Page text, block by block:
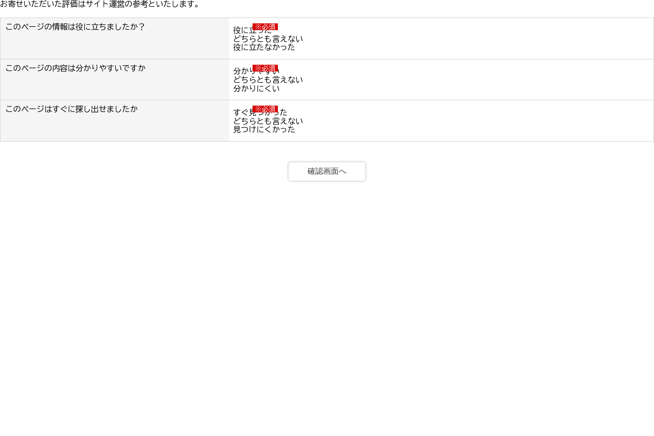
お寄せいただいた評価はサイト運営の参考といたします。
このページの情報は役に立ちましたか？ ※必須
役に立った
どちらとも言えない
役に立たなかった
このページの内容は分かりやすいですか ※必須
分かりやすい
どちらとも言えない
分かりにくい
このページはすぐに探し出せましたか ※必須
すぐ見つかった
どちらとも言えない
見つけにくかった